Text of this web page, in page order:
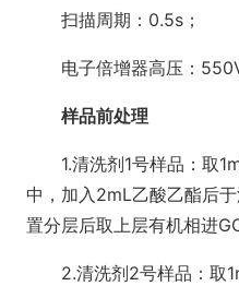
扫描周期：0.5s；
电子倍增器高压：550V
样品前处理
1.清洗剂1号样品：取
中，加入2mL乙酸乙酯后
置分层后取上层有机相进
2.清洗剂2号样品：取